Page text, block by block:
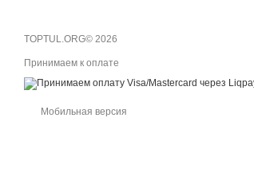
TOPTUL.ORG© 2026
Принимаем к оплате
Мобильная версия